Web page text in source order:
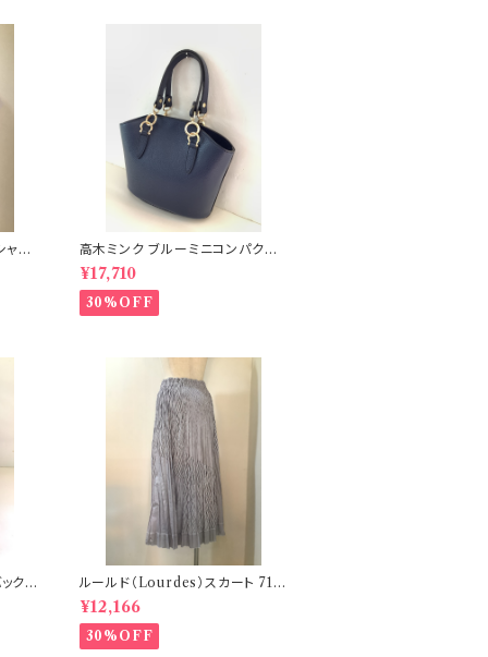
ャツ
高木ミンク ブルーミニコンパクト
バック 7−PS7E
¥17,710
30%OFF
ク 7
ルールド（Lourdes）スカート 71
−PS43
¥12,166
30%OFF